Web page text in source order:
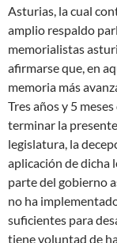
Asturias, la cual
amplio respaldo
memorialistas
afirmarse que, en
memoria más
Tres años y 5
terminar la presente
legislatura, la
aplicación de dicha
parte del gobierno
no ha
suficientes para
tiene voluntad de